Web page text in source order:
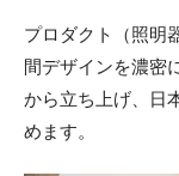
プロダクト（照明
間デザインを濃密
から立ち上げ、日
めます。